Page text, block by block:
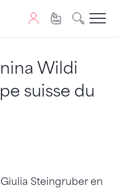
naviguer sur ce site.
Wildi
suisse du
Steingruber en